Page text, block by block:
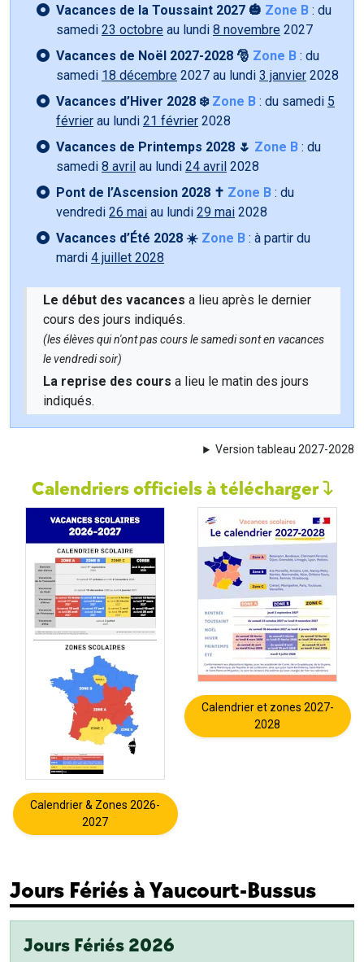
Vacances de la Toussaint 2027 🎃 Zone B : du
samedi 23 octobre au lundi 8 novembre 2027
Vacances de Noël 2027-2028 🎅 Zone B : du
samedi 18 décembre 2027 au lundi 3 janvier 2028
Vacances d’Hiver 2028 ❄️ Zone B : du samedi 5
février au lundi 21 février 2028
Vacances de Printemps 2028 🌷 Zone B : du
samedi 8 avril au lundi 24 avril 2028
Pont de l’Ascension 2028 ✝️ Zone B : du
vendredi 26 mai au lundi 29 mai 2028
Vacances d’Été 2028 ☀️ Zone B : à partir du
mardi 4 juillet 2028
Le début des vacances a lieu après le dernier
cours des jours indiqués.
(les élèves qui n'ont pas cours le samedi sont en vacances
le vendredi soir)
La reprise des cours a lieu le matin des jours
indiqués.
Version tableau 2027-2028
Calendriers officiels à télécharger
Calendrier & Zones 2026-
2027
Calendrier et zones 2027-
2028
Jours Fériés à Yaucourt-Bussus
Jours Fériés 2026